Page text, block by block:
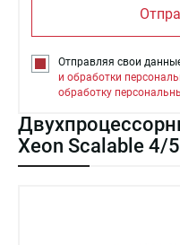
Отправляя свои
и обработки
обработку
Xeon Scalable 4/